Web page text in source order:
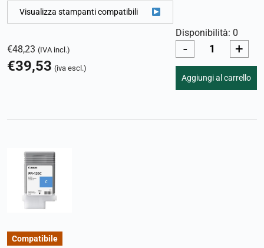
Visualizza stampanti compatibili
€48,23 (IVA incl.)
€39,53 (iva escl.)
Disponibilità: 0
- +
Aggiungi al carrello
Compatibile